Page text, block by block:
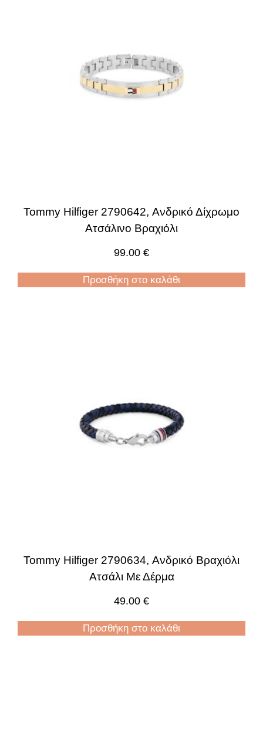
Tommy Hilfiger 2790642, Ανδρικό Δίχρωμο
Ατσάλινο Βραχιόλι
99.00 €
Προσθήκη στο καλάθι
Tommy Hilfiger 2790634, Ανδρικό Βραχιόλι
Ατσάλι Με Δέρμα
49.00 €
Προσθήκη στο καλάθι